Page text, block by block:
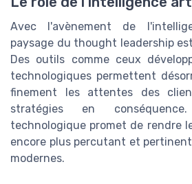
Avec l'avènement de
paysage du thought leadership
Des outils comme ceux
technologiques permettent
finement les attentes des
stratégies en
technologique promet de rendre
encore plus percutant et
modernes.